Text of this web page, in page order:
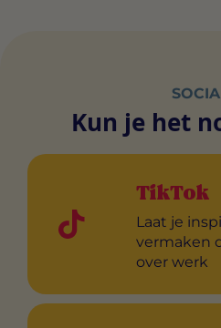
Kun je het
TikTok
Laat je
vermaken
over werk